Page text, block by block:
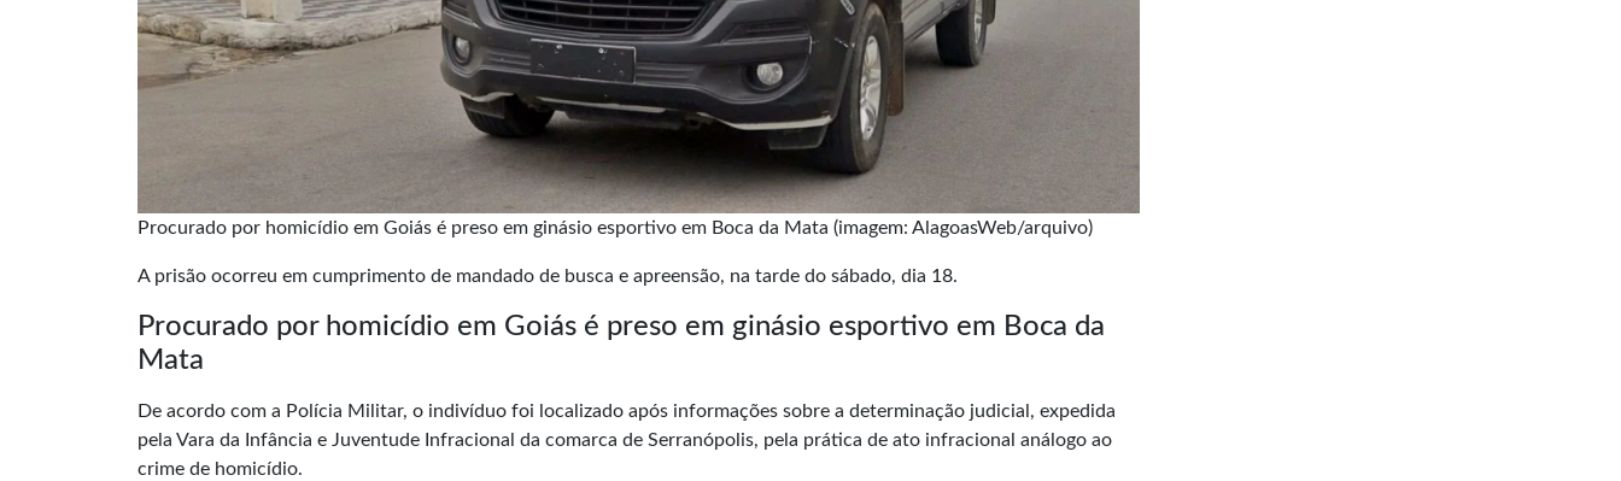
Procurado por homicídio em Goiás é preso em ginásio esportivo em Boca da Mata (imagem: AlagoasWeb/arquivo)
A prisão ocorreu em cumprimento de mandado de busca e apreensão, na tarde do sábado, dia 18.
Procurado por homicídio em Goiás é preso em ginásio esportivo em Boca da
Mata
De acordo com a Polícia Militar, o indivíduo foi localizado após informações sobre a determinação judicial, expedida
pela Vara da Infância e Juventude Infracional da comarca de Serranópolis, pela prática de ato infracional análogo ao
crime de homicídio.